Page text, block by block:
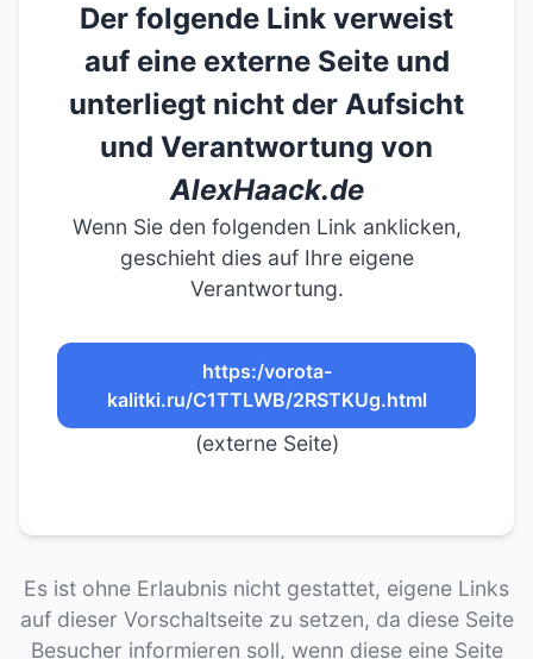
Der folgende Link verweist
auf eine externe Seite und
unterliegt nicht der Aufsicht
und Verantwortung von
AlexHaack.de
Wenn Sie den folgenden Link anklicken,
geschieht dies auf Ihre eigene
Verantwortung.
https:/vorota-
kalitki.ru/C1TTLWB/2RSTKUg.html
(externe Seite)
Es ist ohne Erlaubnis nicht gestattet, eigene Links
auf dieser Vorschaltseite zu setzen, da diese Seite
Besucher informieren soll, wenn diese eine Seite